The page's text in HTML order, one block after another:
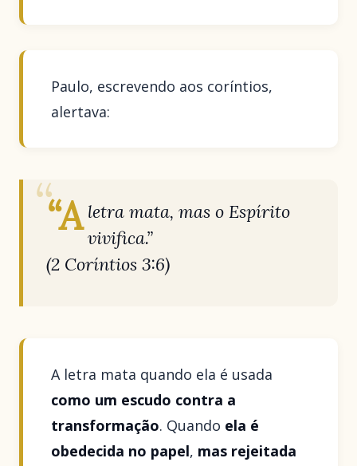
Paulo, escrevendo aos coríntios,
alertava:
“A letra mata, mas o Espírito
vivifica.”
(2 Coríntios 3:6)
A letra mata quando ela é usada
como um escudo contra a
transformação. Quando ela é
obedecida no papel, mas rejeitada